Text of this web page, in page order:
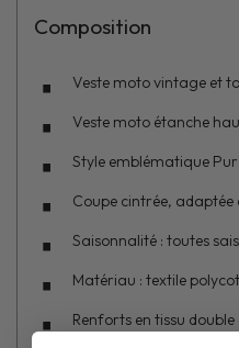
Composition
Veste moto vintage et
Veste moto étanche
Style emblématique
Coupe cintrée,
Saisonnalité : toutes
Matériau : textile
Renforts en tissu